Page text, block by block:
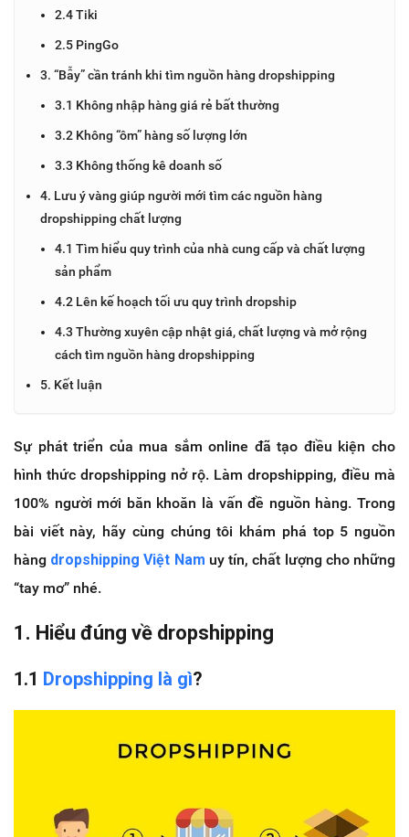
2.4 Tiki
2.5 PingGo
3. “Bẫy” cần tránh khi tìm nguồn hàng dropshipping
3.1 Không nhập hàng giá rẻ bất thường
3.2 Không “ôm” hàng số lượng lớn
3.3 Không thống kê doanh số
4. Lưu ý vàng giúp người mới tìm các nguồn hàng
dropshipping chất lượng
4.1 Tìm hiểu quy trình của nhà cung cấp và chất lượng
sản phẩm
4.2 Lên kế hoạch tối ưu quy trình dropship
4.3 Thường xuyên cập nhật giá, chất lượng và mở rộng
cách tìm nguồn hàng dropshipping
5. Kết luận
Sự phát triển của mua sắm online đã tạo điều kiện cho
hình thức dropshipping nở rộ. Làm dropshipping, điều mà
100% người mới băn khoăn là vấn đề nguồn hàng. Trong
bài viết này, hãy cùng chúng tôi khám phá top 5 nguồn
hàng dropshipping Việt Nam uy tín, chất lượng cho những
“tay mơ” nhé.
1. Hiểu đúng về dropshipping
1.1 Dropshipping là gì?